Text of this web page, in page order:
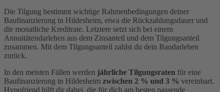
Die Tilgung bestimmt wichtige Rahmenbedingungen deiner
Baufinanzierung in Hildesheim, etwa die Rückzahlungsdauer und
die monatliche Kreditrate. Letztere setzt sich bei einem
Annuitätendarlehen aus dem Zinsanteil und dem Tilgungsanteil
zusammen. Mit dem Tilgungsanteil zahlst du dein Baudarlehen
zurück.
In den meisten Fällen werden jährliche Tilgungsraten für eine
Baufinanzierung in Hildesheim zwischen 2 % und 3 % vereinbart.
Hypofriend hilft dir dabei, die für dich am besten passende